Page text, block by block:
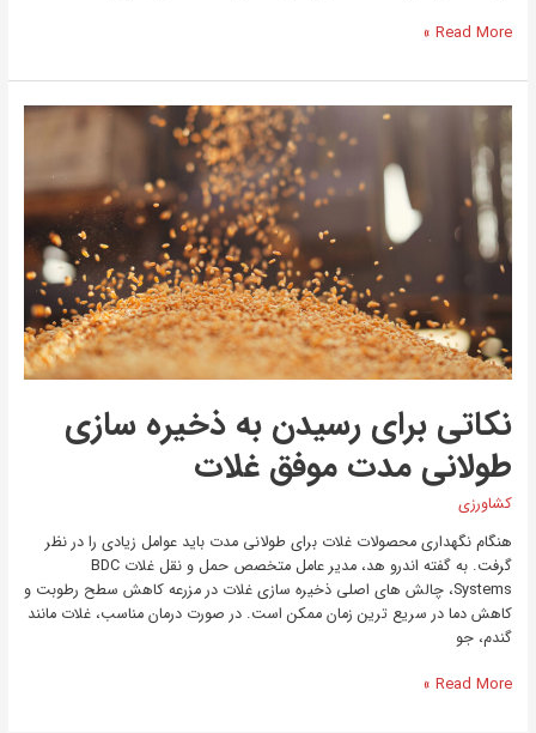
Read More »
نکاتی برای رسیدن به ذخیره سازی
طولانی مدت موفق غلات
کشاورزی
هنگام نگهداری محصولات غلات برای طولانی مدت باید عوامل زیادی را در نظر
گرفت. به گفته اندرو هد، مدیر عامل متخصص حمل و نقل غلات BDC
Systems، چالش های اصلی ذخیره سازی غلات در مزرعه کاهش سطح رطوبت و
کاهش دما در سریع ترین زمان ممکن است. در صورت درمان مناسب، غلات مانند
گندم، جو
نکاتی
برای
رسیدن
به
ذخیره
سازی
طولانی
موفق
غلات
Read More »